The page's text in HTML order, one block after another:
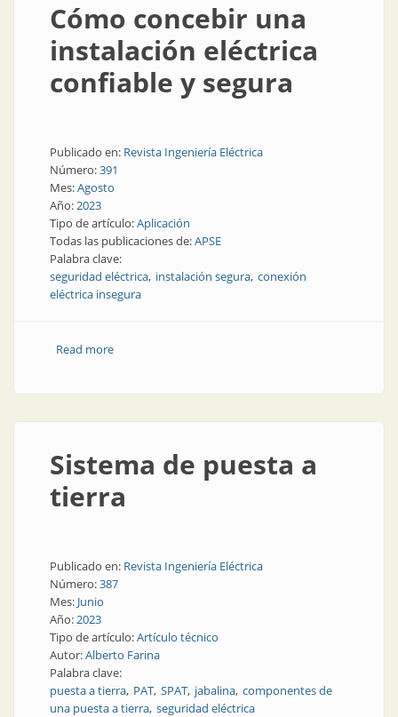
Cómo concebir una
instalación eléctrica
confiable y segura
Publicado en: Revista Ingeniería Eléctrica
Número:391
Mes:Agosto
Año:2023
Tipo de artículo:Aplicación
Todas las publicaciones de:APSE
Palabra clave:
seguridad eléctrica instalación segura conexión
eléctrica insegura
Read moreabout Cómo concebir una instalación eléctrica
Sistema de puesta a
tierra
Publicado en: Revista Ingeniería Eléctrica
Número:387
Mes: Junio
Año:2023
Tipo de artículo:Artículo técnico
Autor:Alberto Farina
Palabra clave:
puesta a tierra PAT SPAT jabalina componentes de
una puesta a tierra seguridad eléctrica